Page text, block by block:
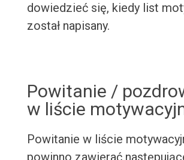
dowiedzieć się, kiedy list
został napisany.
Powitanie /
w liście
Powitanie w liście
powinno zawierać